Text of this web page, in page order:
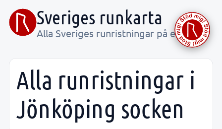
Sveriges runkarta
Alla Sveriges runristningar på ett ställe
Alla runristningar i
Jönköping socken